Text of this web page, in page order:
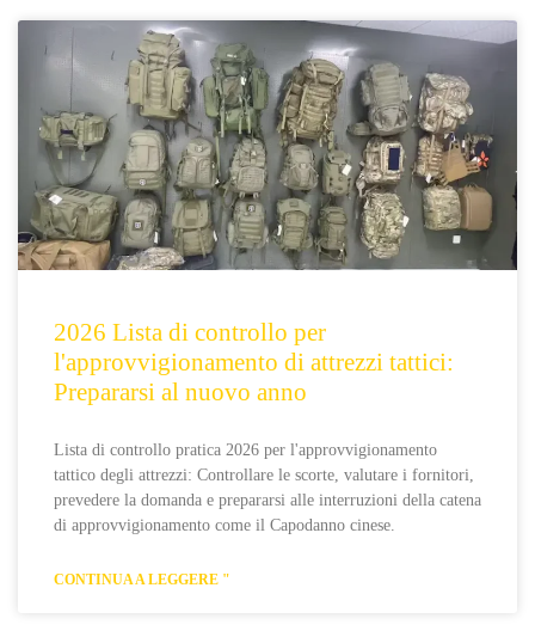
2026 Lista di controllo per
l'approvvigionamento di attrezzi tattici:
Prepararsi al nuovo anno
Lista di controllo pratica 2026 per l'approvvigionamento
tattico degli attrezzi: Controllare le scorte, valutare i fornitori,
prevedere la domanda e prepararsi alle interruzioni della catena
di approvvigionamento come il Capodanno cinese.
CONTINUA A LEGGERE "